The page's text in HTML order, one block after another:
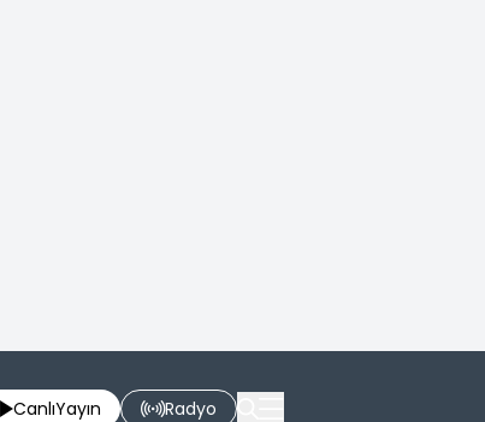
CanlıYayın Radyo